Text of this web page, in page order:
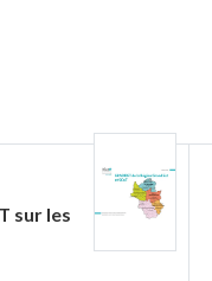
sur les